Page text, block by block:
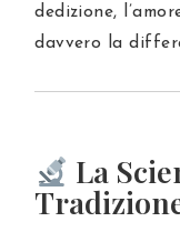
dedizione,
davvero la
La